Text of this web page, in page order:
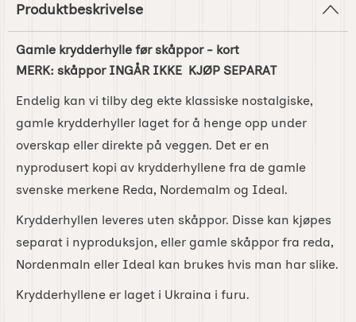
Produktbeskrivelse
Gamle krydderhylle før skåppor - kort
MERK: skåppor INGÅR IKKE KJØP SEPARAT
Endelig kan vi tilby deg ekte klassiske nostalgiske,
gamle krydderhyller laget for å henge opp under
overskap eller direkte på veggen. Det er en
nyprodusert kopi av krydderhyllene fra de gamle
svenske merkene Reda, Nordemalm og Ideal.
Krydderhyllen leveres uten skåppor. Disse kan kjøpes
separat i nyproduksjon, eller gamle skåppor fra reda,
Nordenmaln eller Ideal kan brukes hvis man har slike.
Krydderhyllene er laget i Ukraina i furu.